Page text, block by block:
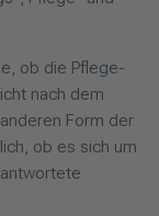
ob die Pflege-
nach dem
Form der
ob es sich um